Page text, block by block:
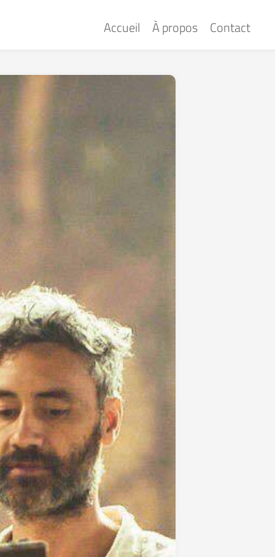
Accueil À propos Contact